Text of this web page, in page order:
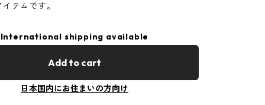
テムです。
International shipping available
Add to cart
日本国内にお住まいの方向け